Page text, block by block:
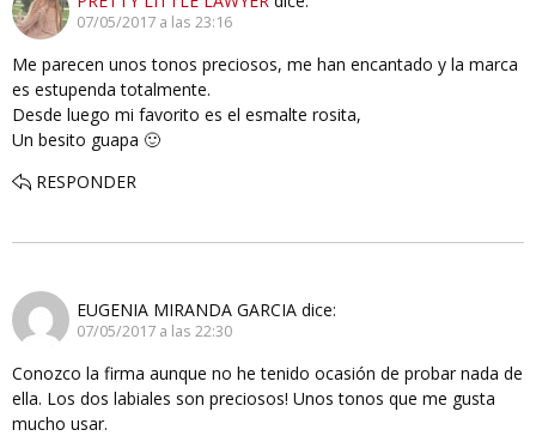
07/05/2017 a las 23:16
Me parecen unos tonos preciosos, me han encantado y la marca
es estupenda totalmente.
Desde luego mi favorito es el esmalte rosita,
Un besito guapa 🙂
RESPONDER
EUGENIA MIRANDA GARCIA dice:
07/05/2017 a las 22:30
Conozco la firma aunque no he tenido ocasión de probar nada de
ella. Los dos labiales son preciosos! Unos tonos que me gusta
mucho usar.